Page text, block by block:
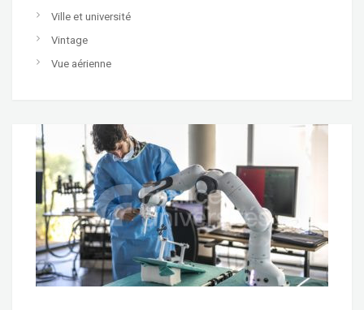
Ville et université
Vintage
Vue aérienne